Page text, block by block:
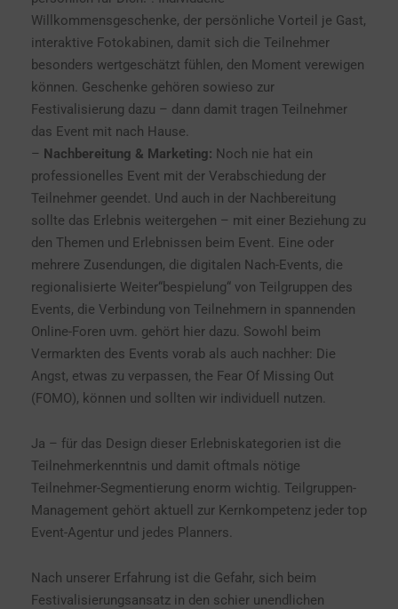
Willkommensgeschenke, der persönliche Vorteil je Gast,
interaktive Fotokabinen, damit sich die Teilnehmer
besonders wertgeschätzt fühlen, den Moment verewigen
können. Geschenke gehören sowieso zur
Festivalisierung dazu – dann damit tragen Teilnehmer
das Event mit nach Hause.
– Nachbereitung & Marketing: Noch nie hat ein
professionelles Event mit der Verabschiedung der
Teilnehmer geendet. Und auch in der Nachbereitung
sollte das Erlebnis weitergehen – mit einer Beziehung zu
den Themen und Erlebnissen beim Event. Eine oder
mehrere Zusendungen, die digitalen Nach-Events, die
regionalisierte Weiter“bespielung“ von Teilgruppen des
Events, die Verbindung von Teilnehmern in spannenden
Online-Foren uvm. gehört hier dazu. Sowohl beim
Vermarkten des Events vorab als auch nachher: Die
Angst, etwas zu verpassen, the Fear Of Missing Out
(FOMO), können und sollten wir individuell nutzen.
Ja – für das Design dieser Erlebniskategorien ist die
Teilnehmerkenntnis und damit oftmals nötige
Teilnehmer-Segmentierung enorm wichtig. Teilgruppen-
Management gehört aktuell zur Kernkompetenz jeder top
Event-Agentur und jedes Planners.
Nach unserer Erfahrung ist die Gefahr, sich beim
Festivalisierungsansatz in den schier unendlichen